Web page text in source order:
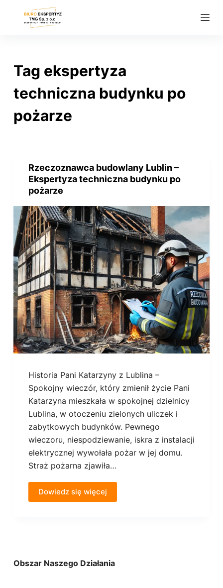
ź
o
Tag ekspertyza
techniczna budynku po
pożarze
Rzeczoznawca budowlany Lublin –
Ekspertyza techniczna budynku po
pożarze
Historia Pani Katarzyny z Lublina –
Spokojny wieczór, który zmienił życie Pani
Katarzyna mieszkała w spokojnej dzielnicy
Lublina, w otoczeniu zielonych uliczek i
zabytkowych budynków. Pewnego
wieczoru, niespodziewanie, iskra z instalacji
elektrycznej wywołała pożar w jej domu.
Straż pożarna zjawiła…
Dowiedz się więcej
Obszar Naszego Działania